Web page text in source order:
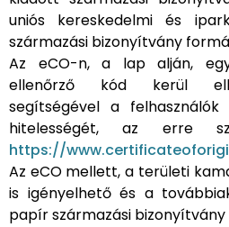
uniós kereskedelmi és
származási bizonyítvány
Az eCO-n, a lap alján,
ellenőrző kód kerül
segítségével a
hitelességét, az erre
https://
Az eCO mellett, a területi
is igényelhető és a
papír származási bizonyítvány